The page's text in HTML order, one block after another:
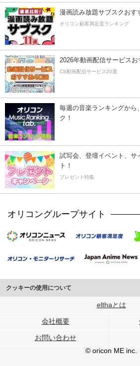
漫画読み放題サブスクおす
オリコン顧客満足度ランキング
2026年動画配信サービスお
CS動画配信サービス20選
毎週の音楽ランキングから
ク！
試写会、登壇イベント、サ
ト！
プレゼント特集
オリコングループサイト
クッキーの使用について
このサイトでは Cookie を使用して、ユーザーに
行っています。
メディアや広告配信、データ解析の各パートナー
ユーザーが各パートナーのサービスを使用したと
elthaとは
会社概要
お問い合わせ
© oricon ME inc.